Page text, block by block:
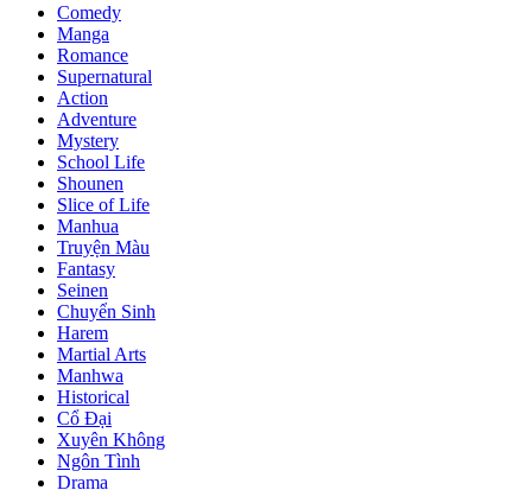
Comedy
Manga
Romance
Supernatural
Action
Adventure
Mystery
School Life
Shounen
Slice of Life
Manhua
Truyện Màu
Fantasy
Seinen
Chuyển Sinh
Harem
Martial Arts
Manhwa
Historical
Cổ Đại
Xuyên Không
Ngôn Tình
Drama